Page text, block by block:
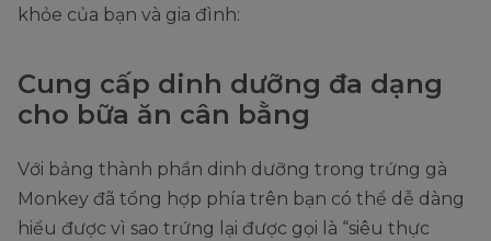
khỏe của bạn và gia đình:
Cung cấp dinh dưỡng đa dạng
cho bữa ăn cân bằng
Với bảng thành phần dinh dưỡng trong trứng gà
Monkey đã tổng hợp phía trên bạn có thể dễ dàng
hiểu được vì sao trứng lại được gọi là “siêu thực